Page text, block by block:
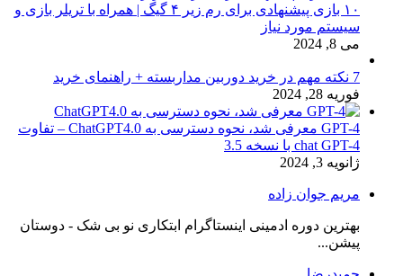
۱۰ بازی پیشنهادی برای رم زیر ۴ گیگ | همراه با تریلر بازی و
سیستم مورد نیاز
می 8, 2024
7 نکته مهم در خرید دوربین مداربسته + راهنمای خرید
فوریه 28, 2024
GPT-4 معرفی شد، نحوه دسترسی به ChatGPT4.0 – تفاوت
chat GPT-4 با نسخه 3.5
ژانویه 3, 2024
مریم جوان زاده
بهترین دوره ادمینی اینستاگرام ابتکاری نو بی شک - دوستان
پیشن...